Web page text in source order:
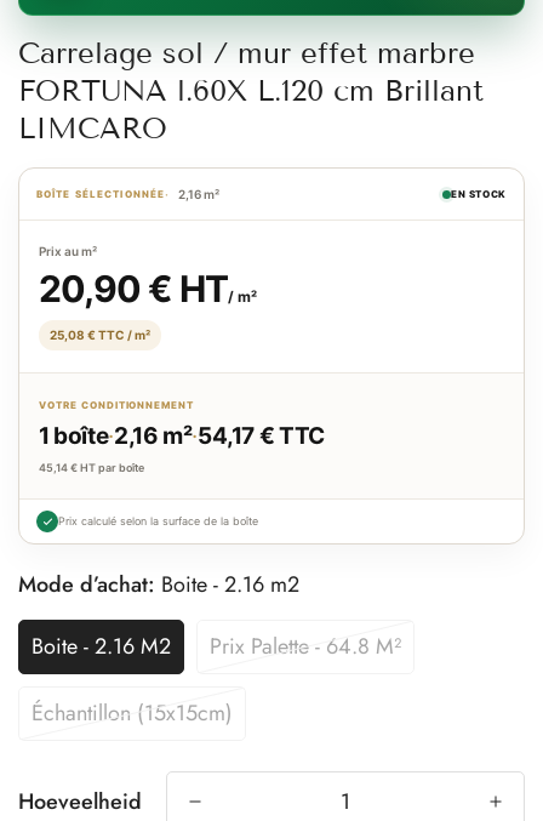
Carrelage sol / mur effet marbre
FORTUNA l.60X L.120 cm Brillant
LIMCARO
BOÎTE SÉLECTIONNÉE 2,16 m² EN STOCK
Prix au m²
20,90 € HT/ m²
25,08 € TTC / m²
VOTRE CONDITIONNEMENT
1 boîte·2,16 m²·54,17 € TTC
45,14 € HTpar boîte
Prix calculé selon la surface de la boîte
Mode d’achat: Boite - 2.16 m2
Boite - 2.16 M2
Prix Palette - 64.8 M²
Échantillon (15x15cm)
Hoeveelheid